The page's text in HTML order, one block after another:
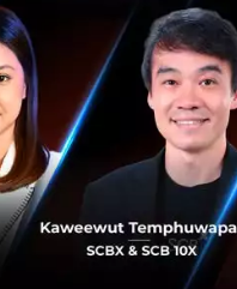
คง แต่ให้ถามตัวเองว่า
ถึงจุดนั้นให้ได้”ในมุมมอ
คือคนที่มีวินัยในการฝึก